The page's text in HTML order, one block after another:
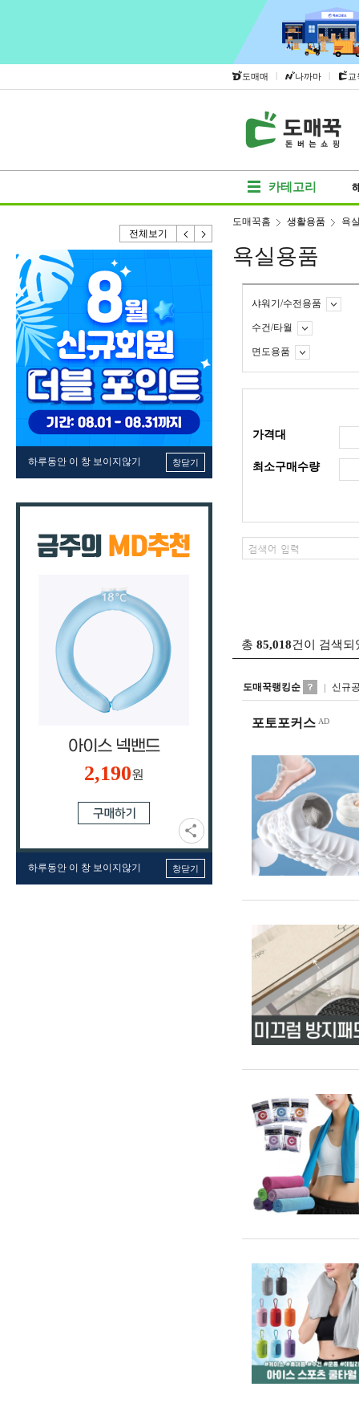
도매매 | 나까마 | 교
카테고리
전체보기
하루동안 이 창 보이지않기 창닫기
2,190원
하루동안 이 창 보이지않기 창닫기
도매꾹홈 생활용품 욕
욕실용품
샤워기/수전용품
수건/타월
면도용품
가격대
최소구매수량
총 85,018건이 검색되
도매꾹랭킹순 신규
포토포커스